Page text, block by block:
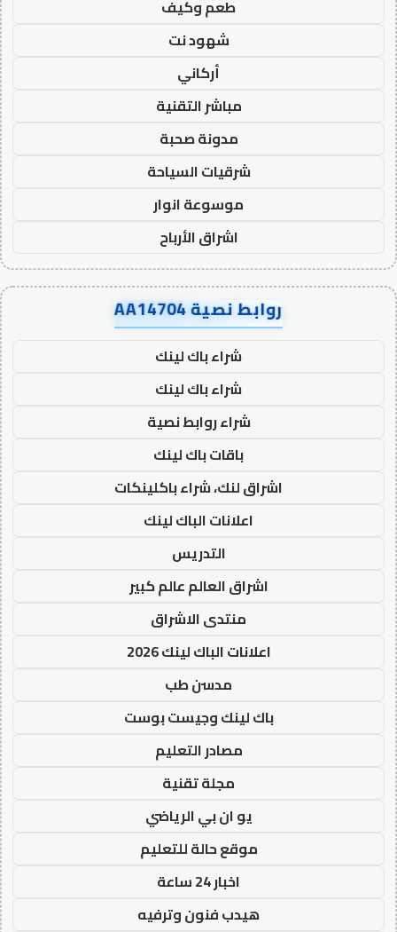
طعم وكيف
شهود نت
أركاني
مباشر التقنية
مدونة صحبة
شرقيات السياحة
موسوعة انوار
اشراق الأرباح
روابط نصية AA14704
شراء باك لينك
شراء باك لينك
شراء روابط نصية
باقات باك لينك
اشراق لنك، شراء باكلينكات
اعلانات الباك لينك
التدريس
اشراق العالم عالم كبير
منتدى الاشراق
اعلانات الباك لينك 2026
مدسن طب
باك لينك وجيست بوست
مصادر التعليم
مجلة تقنية
يو ان بي الرياضي
موقع حالة للتعليم
اخبار 24 ساعة
هيدب فنون وترفيه